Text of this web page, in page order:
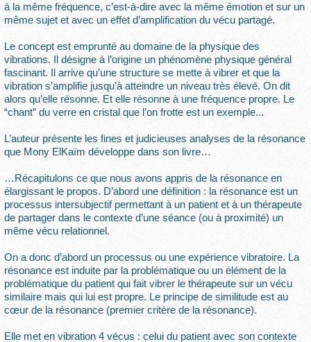
à la même fréquence, c’est-à-dire avec la même émotion et sur un
même sujet et avec un effet d’amplification du vécu partagé.
Le concept est emprunté au domaine de la physique des
vibrations. Il désigne à l’origine un phénomène physique général
fascinant. Il arrive qu’une structure se mette à vibrer et que la
vibration s’amplifie jusqu’à atteindre un niveau très élevé. On dit
alors qu’elle résonne. Et elle résonne à une fréquence propre. Le
“chant” du verre en cristal que l’on frotte est un exemple...
L’auteur présente les fines et judicieuses analyses de la résonance
que Mony ElKaïm développe dans son livre…
…Récapitulons ce que nous avons appris de la résonance en
élargissant le propos. D’abord une définition : la résonance est un
processus intersubjectif permettant à un patient et à un thérapeute
de partager dans le contexte d’une séance (ou à proximité) un
même vécu relationnel.
On a donc d’abord un processus ou une expérience vibratoire. La
résonance est induite par la problématique ou un élément de la
problématique du patient qui fait vibrer le thérapeute sur un vécu
similaire mais qui lui est propre. Le principe de similitude est au
cœur de la résonance (premier critère de la résonance).
Elle met en vibration 4 vécus : celui du patient avec son contexte